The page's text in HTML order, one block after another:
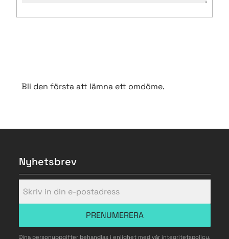
Bli den första att lämna ett omdöme.
Nyhetsbrev
PRENUMERERA
Dina personuppgifter behandlas i enlighet med vår integritetspolicy.